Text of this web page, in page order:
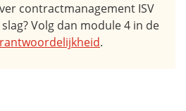
contractmanagement ISV
Volg dan module 4 in de
.